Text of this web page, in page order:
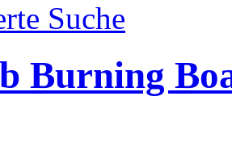
Suche
Burning